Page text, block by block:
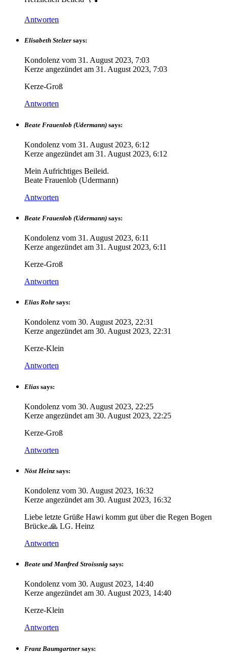
Antworten
Elisabeth Stelzer says:
Kondolenz vom 31. August 2023, 7:03
Kerze angezündet am 31. August 2023, 7:03
Kerze-Groß
Antworten
Beate Frauenlob (Udermann) says:
Kondolenz vom 31. August 2023, 6:12
Kerze angezündet am 31. August 2023, 6:12
Mein Aufrichtiges Beileid.
Beate Frauenlob (Udermann)
Antworten
Beate Frauenlob (Udermann) says:
Kondolenz vom 31. August 2023, 6:11
Kerze angezündet am 31. August 2023, 6:11
Kerze-Groß
Antworten
Elias Rohr says:
Kondolenz vom 30. August 2023, 22:31
Kerze angezündet am 30. August 2023, 22:31
Kerze-Klein
Antworten
Elias says:
Kondolenz vom 30. August 2023, 22:25
Kerze angezündet am 30. August 2023, 22:25
Kerze-Groß
Antworten
Nöst Heinz says:
Kondolenz vom 30. August 2023, 16:32
Kerze angezündet am 30. August 2023, 16:32
Liebe letzte Grüße Hawi komm gut über die Regen Bogen
Brücke.🙏 LG. Heinz
Antworten
Beate und Manfred Stroissnig says:
Kondolenz vom 30. August 2023, 14:40
Kerze angezündet am 30. August 2023, 14:40
Kerze-Klein
Antworten
Franz Baumgartner says: